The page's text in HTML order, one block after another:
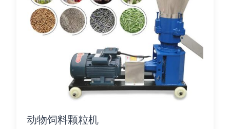
动物饲料颗粒机